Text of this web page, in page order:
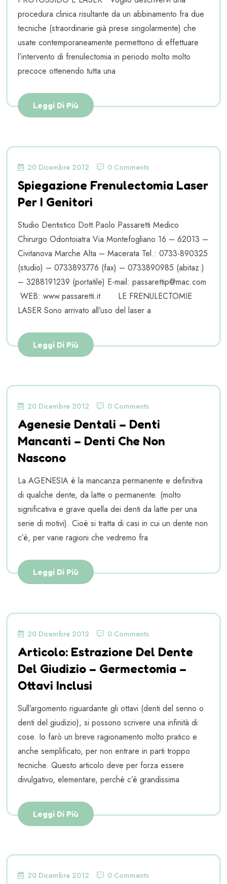
procedura clinica risultante da un abbinamento fra due
tecniche (straordinarie già prese singolarmente) che
usate contemporaneamente permettono di effettuare
l’intervento di frenulectomia in periodo molto molto
precoce ottenendo tutta una
Leggi Di Più
20 Dicembre 2012 0 Comments
Spiegazione Frenulectomia Laser
Per I Genitori
Studio Dentistico Dott.Paolo Passaretti Medico
Chirurgo Odontoiatra Via Montefogliano 16 – 62013 –
Civitanova Marche Alta – Macerata Tel.: 0733-890325
(studio) – 0733893776 (fax) – 0733890985 (abitaz.)
– 3288191239 (portatile) E-mail: passarettip@mac.com
WEB: www.passaretti.it LE FRENULECTOMIE
LASER Sono arrivato all’uso del laser a
Leggi Di Più
20 Dicembre 2012 0 Comments
Agenesie Dentali – Denti
Mancanti – Denti Che Non
Nascono
La AGENESIA è la mancanza permanente e definitiva
di qualche dente, da latte o permanente. (molto
significativa e grave quella dei denti da latte per una
serie di motivi). Cioè si tratta di casi in cui un dente non
c’è, per varie ragioni che vedremo fra
Leggi Di Più
20 Dicembre 2012 0 Comments
Articolo: Estrazione Del Dente
Del Giudizio – Germectomia –
Ottavi Inclusi
Sull’argomento riguardante gli ottavi (denti del senno o
denti del giudizio), si possono scrivere una infinità di
cose. Io farò un breve ragionamento molto pratico e
anche semplificato, per non entrare in parti troppo
tecniche. Questo articolo deve per forza essere
divulgativo, elementare, perchè c’è grandissima
Leggi Di Più
20 Dicembre 2012 0 Comments